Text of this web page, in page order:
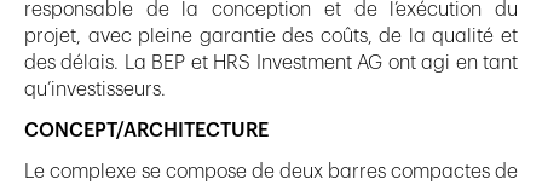
responsable de la conception et de l’exécution du
projet, avec pleine garantie des coûts, de la qualité et
des délais. La BEP et HRS Investment AG ont agi en tant
qu’investisseurs.
CONCEPT/ARCHITECTURE
Le complexe se compose de deux barres compactes de